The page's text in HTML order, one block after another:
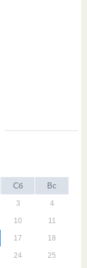
Сб Вс
3 4
10 11
17 18
24 25